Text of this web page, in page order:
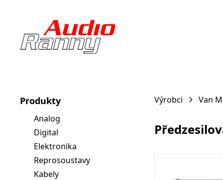
Produkty
Analog
Digital
Elektronika
Reprosoustavy
Kabely
Výrobci Van